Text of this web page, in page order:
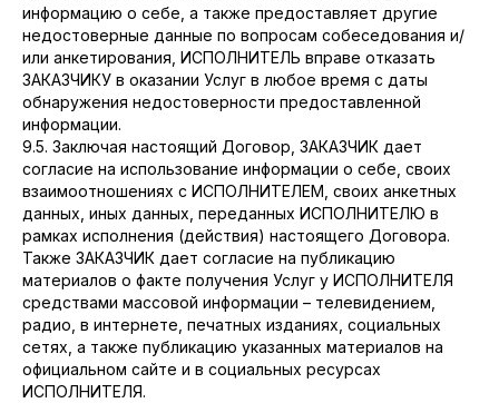
информацию о себе, а также предоставляет другие
недостоверные данные по вопросам собеседования и/
или анкетирования, ИСПОЛНИТЕЛЬ вправе отказать
ЗАКАЗЧИКУ в оказании Услуг в любое время с даты
обнаружения недостоверности предоставленной
информации.
9.5. Заключая настоящий Договор, ЗАКАЗЧИК дает
согласие на использование информации о себе, своих
взаимоотношениях с ИСПОЛНИТЕЛЕМ, своих анкетных
данных, иных данных, переданных ИСПОЛНИТЕЛЮ в
рамках исполнения (действия) настоящего Договора.
Также ЗАКАЗЧИК дает согласие на публикацию
материалов о факте получения Услуг у ИСПОЛНИТЕЛЯ
средствами массовой информации – телевидением,
радио, в интернете, печатных изданиях, социальных
сетях, а также публикацию указанных материалов на
официальном сайте и в социальных ресурсах
ИСПОЛНИТЕЛЯ.